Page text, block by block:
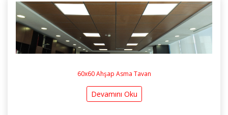
60x60 Ahşap Asma Tavan
Devamını Oku